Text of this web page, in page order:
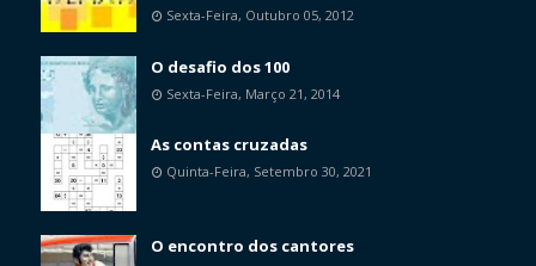
Sexta-Feira, Outubro 05, 2012
O desafio dos 100
Sexta-Feira, Março 21, 2014
As contas cruzadas
Quinta-Feira, Setembro 30, 2021
O encontro dos cantores